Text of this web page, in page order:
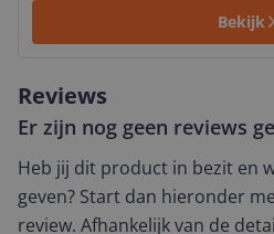
Bekijk
Reviews
Er zijn nog geen reviews
Heb jij dit product in bezit en
geven? Start dan hieronder
review. Afhankelijk van de